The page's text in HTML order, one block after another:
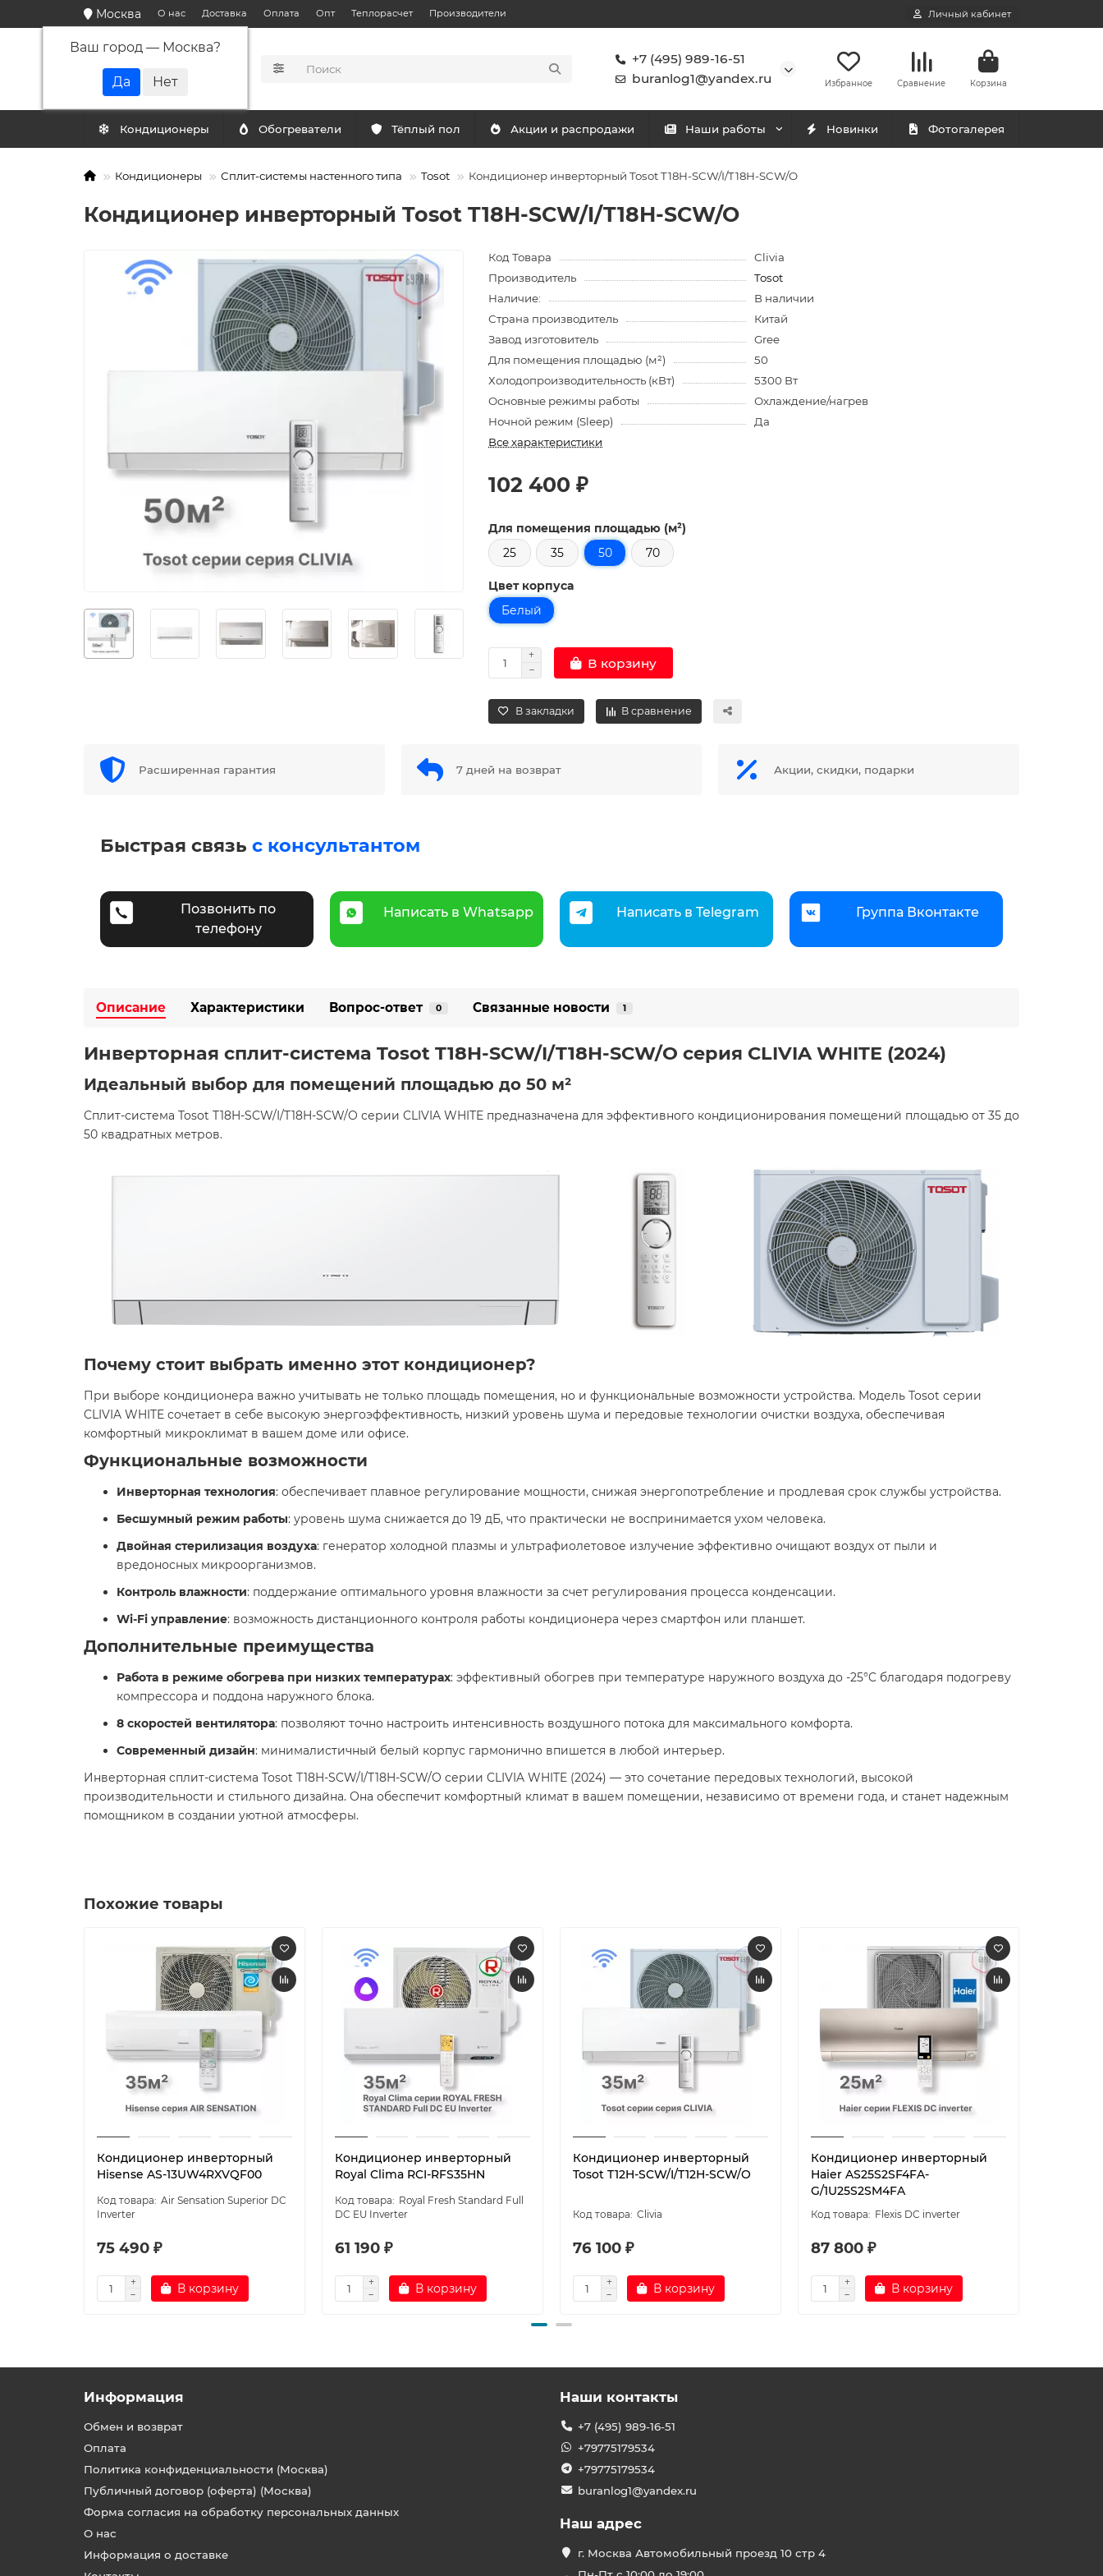
Москва
Ваш город — Москва?
О нас Доставка Оплата Опт Теплорасчет Производители Личный кабинет
+7 (495) 989-16-51
buranlog1@yandex.ru
Избранное Сравнение Корзина
Кондиционеры Обогреватели Тёплый пол Акции и распродажи Наши работы Новинки Фотогалерея
Кондиционеры Сплит-системы настенного типа Tosot Кондиционер инверторный Tosot T18H-SCW/I/T18H-SCW/O
Кондиционер инверторный Tosot T18H-SCW/I/T18H-SCW/O
Код Товара
Clivia
Производитель
Tosot
Наличие:
В наличии
Страна производитель
Китай
Завод изготовитель
Gree
Для помещения площадью (м²)
50
Холодопроизводительность (кВт)
5300 Вт
Основные режимы работы
Охлаждение/нагрев
Ночной режим (Sleep)
Да
Все характеристики
102 400 ₽
Для помещения площадью (м²)
25
35 50 70
Цвет корпуса
Белый
В корзину
В закладки В сравнение
Расширенная гарантия 7 дней на возврат Акции, скидки, подарки
Быстрая связь с консультантом
Позвонить по
телефону
Написать в Whatsapp Написать в Telegram Группа Вконтакте
Описание Характеристики Вопрос-ответ 0 Связанные новости 1
Инверторная сплит-система Tosot T18H-SCW/I/T18H-SCW/O серия CLIVIA WHITE (2024)
Идеальный выбор для помещений площадью до 50 м²
Сплит-система Tosot T18H-SCW/I/T18H-SCW/O серии CLIVIA WHITE предназначена для эффективного кондиционирования помещений площадью от 35 до
50 квадратных метров. ​
Почему стоит выбрать именно этот кондиционер?
При выборе кондиционера важно учитывать не только площадь помещения, но и функциональные возможности устройства. Модель Tosot серии
CLIVIA WHITE сочетает в себе высокую энергоэффективность, низкий уровень шума и передовые технологии очистки воздуха, обеспечивая
комфортный микроклимат в вашем доме или офисе. ​
Функциональные возможности
Инверторная технология: обеспечивает плавное регулирование мощности, снижая энергопотребление и продлевая срок службы устройства.​
Бесшумный режим работы: уровень шума снижается до 19 дБ, что практически не воспринимается ухом человека. ​
Двойная стерилизация воздуха: генератор холодной плазмы и ультрафиолетовое излучение эффективно очищают воздух от пыли и
вредоносных микроорганизмов. ​
Контроль влажности: поддержание оптимального уровня влажности за счет регулирования процесса конденсации.​
Wi-Fi управление: возможность дистанционного контроля работы кондиционера через смартфон или планшет. ​
Дополнительные преимущества
Работа в режиме обогрева при низких температурах: эффективный обогрев при температуре наружного воздуха до -25°C благодаря подогреву
компрессора и поддона наружного блока. ​
8 скоростей вентилятора: позволяют точно настроить интенсивность воздушного потока для максимального комфорта.​
Современный дизайн: минималистичный белый корпус гармонично впишется в любой интерьер.​
Инверторная сплит-система Tosot T18H-SCW/I/T18H-SCW/O серии CLIVIA WHITE (2024) — это сочетание передовых технологий, высокой
производительности и стильного дизайна. Она обеспечит комфортный климат в вашем помещении, независимо от времени года, и станет надежным
помощником в создании уютной атмосферы.​
Похожие товары
Кондиционер инверторный
Hisense AS-13UW4RXVQF00
Air Sensation Superior DC
Inverter
75 490 ₽
В корзину
Кондиционер инверторный
Royal Clima RCI-RFS35HN
Royal Fresh Standard Full
DC EU Inverter
61 190 ₽
В корзину
Кондиционер инверторный
Tosot T12H-SCW/I/T12H-SCW/O
Clivia
76 100 ₽
В корзину
Кондиционер инверторный
Haier AS25S2SF4FA-
G/1U25S2SM4FA
Flexis DC inverter
87 800 ₽
В корзину
Информация
Обмен и возврат
Оплата
Политика конфиденциальности (Москва)
Публичный договор (оферта) (Москва)
Форма согласия на обработку персональных данных
О нас
Информация о доставке
Наши контакты
+7 (495) 989-16-51
+79775179534
+79775179534
buranlog1@yandex.ru
Наш адрес
г. Москва Автомобильный проезд 10 стр 4